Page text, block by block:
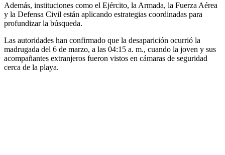
Además, instituciones como el Ejército, la Armada, la Fuerza Aérea
y la Defensa Civil están aplicando estrategias coordinadas para
profundizar la búsqueda.
Las autoridades han confirmado que la desaparición ocurrió la
madrugada del 6 de marzo, a las 04:15 a. m., cuando la joven y sus
acompañantes extranjeros fueron vistos en cámaras de seguridad
cerca de la playa.